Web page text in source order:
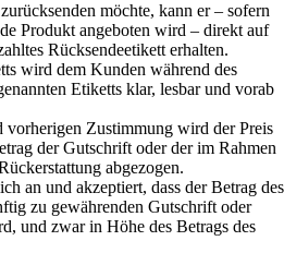
möchte, kann er – sofern
Produkt angeboten wird – direkt auf
Rücksendeetikett erhalten.
wird dem Kunden während des
Etiketts klar, lesbar und vorab
vorherigen Zustimmung wird der Preis
der Gutschrift oder der im Rahmen
abgezogen.
an und akzeptiert, dass der Betrag des
zu gewährenden Gutschrift oder
und zwar in Höhe des Betrags des